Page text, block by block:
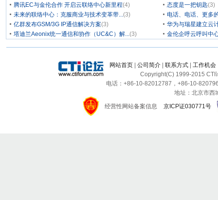
腾讯EC与金伦合作 开启云联络中心新里程(4) 态度是一把钥匙(3)
未来的联络中心：克服商业与技术变革带...(3)
电话、电话、更多
亿群发布GSM/3G IP通信解决方案(3)
华为与瑞星建立云
塔迪兰Aeonix统一通信和协作（UC&C）解...(3) 金伦企呼云呼叫中
网站首页 公司简介 联系方式 工作机会
Copyright(C) 1999-2015 CTI
电话：+86-10-82012787，+86-10-
地址：北京市西
经营性网站备案信息
京ICP证030771号